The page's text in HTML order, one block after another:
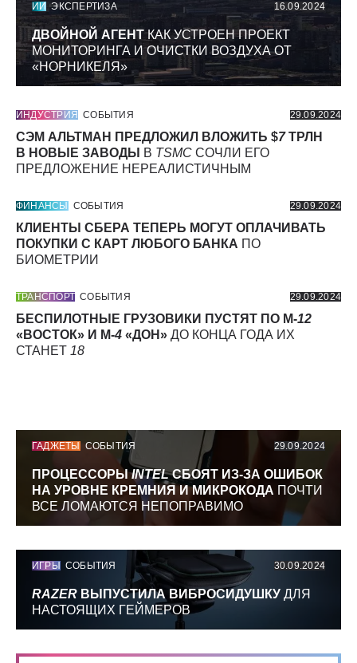
ИИ ЭКСПЕРТИЗА 16.09.2024
ДВОЙНОЙ АГЕНТКАК УСТРОЕН ПРОЕКТ
МОНИТОРИНГА И ОЧИСТКИ ВОЗДУХА ОТ
«НОРНИКЕЛЯ»
ИНДУСТРИЯ СОБЫТИЯ 29.09.2024
СЭМ АЛЬТМАН ПРЕДЛОЖИЛ ВЛОЖИТЬ $7ТРЛН
В НОВЫЕ ЗАВОДЫ
В TSMC СОЧЛИ ЕГО
ПРЕДЛОЖЕНИЕ НЕРЕАЛИСТИЧНЫМ
ФИНАНСЫ СОБЫТИЯ 29.09.2024
КЛИЕНТЫ СБЕРА ТЕПЕРЬ МОГУТ ОПЛАЧИВАТЬ
ПОКУПКИ С КАРТ ЛЮБОГО БАНКА ПО
БИОМЕТРИИ
ТРАНСПОРТ СОБЫТИЯ 29.09.2024
БЕСПИЛОТНЫЕ ГРУЗОВИКИ ПУСТЯТ ПО М-12
«ВОСТОК» И М-4 «ДОН» ДО КОНЦА ГОДА ИХ
СТАНЕТ 18
ГАДЖЕТЫ СОБЫТИЯ 29.09.2024
ПРОЦЕССОРЫINTELСБОЯТ ИЗ-ЗА ОШИБОК
НА УРОВНЕ КРЕМНИЯ И МИКРОКОДА ПОЧТИ
ВСЕ ЛОМАЮТСЯ НЕПОПРАВИМО
ИГРЫ СОБЫТИЯ 30.09.2024
RAZER ВЫПУСТИЛА ВИБРОСИДУШКУ ДЛЯ
НАСТОЯЩИХ ГЕЙМЕРОВ